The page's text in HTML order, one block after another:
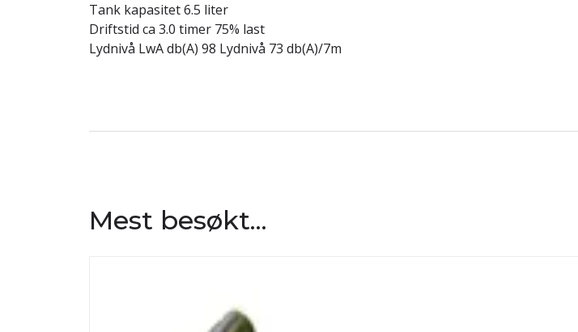
Tank kapasitet 6.5 liter
Driftstid ca 3.0 timer 75% last
Lydnivå LwA db(A) 98 Lydnivå 73 db(A)/7m
Mest besøkt...